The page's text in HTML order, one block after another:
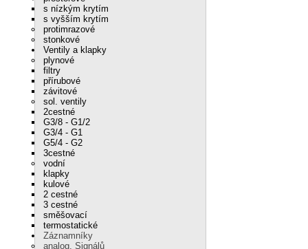
s nízkým krytím
s vyšším krytím
protimrazové
stonkové
Ventily a klapky
plynové
filtry
přírubové
závitové
sol. ventily
2cestné
G3/8 - G1/2
G3/4 - G1
G5/4 - G2
3cestné
vodní
klapky
kulové
2 cestné
3 cestné
směšovací
termostatické
Záznamníky
analog. Signálů